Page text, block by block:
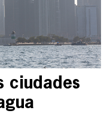
ciudades